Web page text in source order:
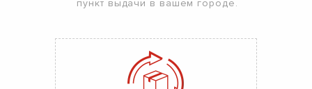
пункт выдачи в вашем городе.